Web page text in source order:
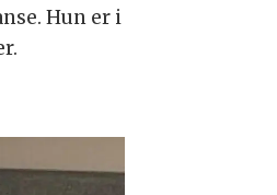
Hun er i